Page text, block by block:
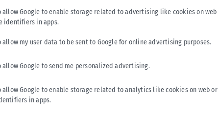
allow Google to enable storage related to advertising like cookies on web
identifiers in apps.
allow my user data to be sent to Google for online advertising purposes.
allow Google to send me personalized advertising.
allow Google to enable storage related to analytics like cookies on web or
in apps.
με λόγια αλλά δείχνονται με πράξεις, και όταν λίγα
απόφαση να υπερασπιστώ με ό,τι νόμιμο μέσο είχα την
δικαστήρια εκείνους που προσπάθησαν να με γονατίσουν,
εκείνες τις ημέρες που η Σάρρα έπιανε ένα ένα όλα
μας, αλλά έβλεπαν μόνο το χρώμα μας, προσπαθώντας
αυτονόητο ίσως πράγμα στον κόσμο, πως μπορεί να μην